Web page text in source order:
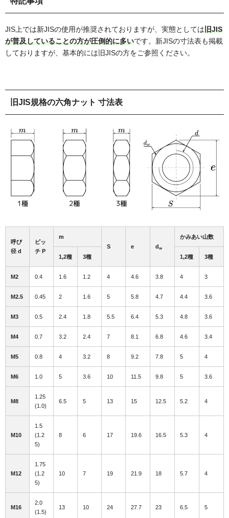
JIS上では新JISの使用が推奨されておりますが、実態としては旧JIS
が普及していることの方が圧倒的に多いです。新JISの寸法表も掲載
しておりますが、基本的には旧JISの方をご参照ください。
旧JIS規格の六角ナット 寸法表
呼び
径 d
ピッ
チ P
m
S
e dw
かみあい山数
1,2種 3種 1,2種 3種
M2 0.4 1.6 1.2 4 4.6 3.8 4 3
M2.5 0.45 2 1.6 5 5.8 4.7 4.4 3.6
M3 0.5 2.4 1.8 5.5 6.4 5.3 4.8 3.6
M4 0.7 3.2 2.4 7 8.1 6.8 4.6 3.4
M5 0.8 4 3.2 8 9.2 7.8 5 4
M6 1.0 5 3.6 10 11.5 9.8 5 3.6
M8
1.25
(1.0)
6.5 5 13 15 12.5 5.2 4
M10
1.5
(1.2
5)
8 6 17 19.6 16.5 5.3 4
M12
1.75
(1.2
5)
10 7 19 21.9 18 5.7 4
M16
2.0
(1.5)
13 10 24 27.7 23 6.5 5